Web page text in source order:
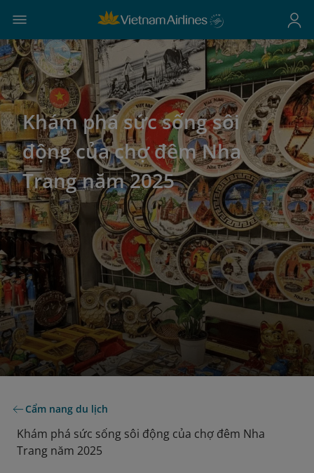
Khám phá sức sống sôi
động của chợ đêm Nha
Trang năm 2025
Cẩm nang du lịch
Khám phá sức sống sôi động của chợ đêm Nha
Trang năm 2025